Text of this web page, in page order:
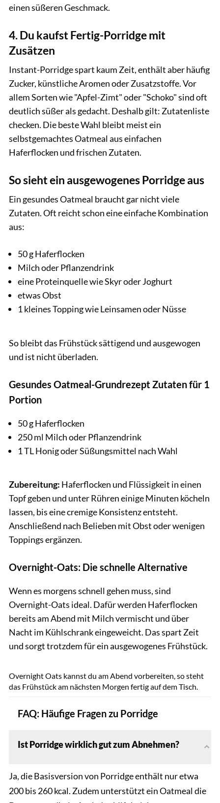
einen süßeren Geschmack.
4. Du kaufst Fertig-Porridge mit
Zusätzen
Instant-Porridge spart kaum Zeit, enthält aber häufig
Zucker, künstliche Aromen oder Zusatzstoffe. Vor
allem Sorten wie "Apfel-Zimt" oder "Schoko" sind oft
deutlich süßer als gedacht. Deshalb gilt: Zutatenliste
checken. Die beste Wahl bleibt meist ein
selbstgemachtes Oatmeal aus einfachen
Haferflocken und frischen Zutaten.
So sieht ein ausgewogenes Porridge aus
Ein gesundes Oatmeal braucht gar nicht viele
Zutaten. Oft reicht schon eine einfache Kombination
aus:
50 g Haferflocken
Milch oder Pflanzendrink
eine Proteinquelle wie Skyr oder Joghurt
etwas Obst
1 kleines Topping wie Leinsamen oder Nüsse
So bleibt das Frühstück sättigend und ausgewogen
und ist nicht überladen.
Gesundes Oatmeal-Grundrezept Zutaten für 1
Portion
50 g Haferflocken
250 ml Milch oder Pflanzendrink
1 TL Honig oder Süßungsmittel nach Wahl
Zubereitung: Haferflocken und Flüssigkeit in einen
Topf geben und unter Rühren einige Minuten köcheln
lassen, bis eine cremige Konsistenz entsteht.
Anschließend nach Belieben mit Obst oder wenigen
Toppings ergänzen.
Overnight-Oats: Die schnelle Alternative
Wenn es morgens schnell gehen muss, sind
Overnight-Oats ideal. Dafür werden Haferflocken
bereits am Abend mit Milch vermischt und über
Nacht im Kühlschrank eingeweicht. Das spart Zeit
und sorgt trotzdem für ein ausgewogenes Frühstück.
Overnight Oats kannst du am Abend vorbereiten, so steht
das Frühstück am nächsten Morgen fertig auf dem Tisch.
FAQ: Häufige Fragen zu Porridge
Ist Porridge wirklich gut zum Abnehmen?
Ja, die Basisversion von Porridge enthält nur etwa
200 bis 260 kcal. Zudem unterstützt ein Oatmeal die